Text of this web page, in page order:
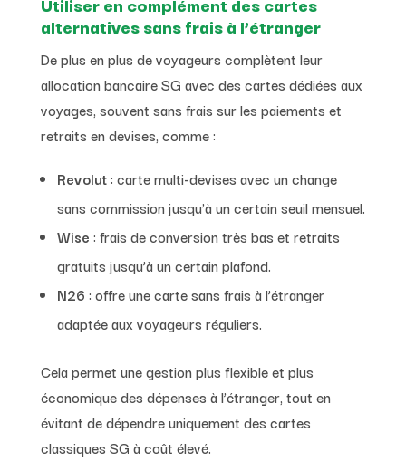
alternatives sans frais à l’étranger
De plus en plus de voyageurs complètent leur
allocation bancaire SG avec des cartes dédiées aux
voyages, souvent sans frais sur les paiements et
retraits en devises, comme :
Revolut: carte multi-devises avec un change
sans commission jusqu’à un certain seuil mensuel.
Wise : frais de conversion très bas et retraits
gratuits jusqu’à un certain plafond.
N26 : offre une carte sans frais à l’étranger
adaptée aux voyageurs réguliers.
Cela permet une gestion plus flexible et plus
économique des dépenses à l’étranger, tout en
évitant de dépendre uniquement des cartes
classiques SG à coût élevé.